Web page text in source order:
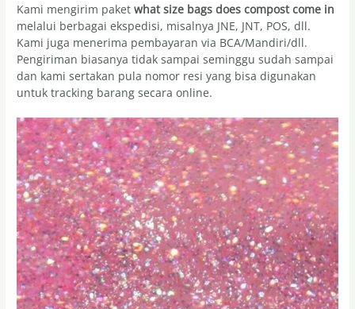
Kami mengirim paketwhat size bags does compost come in
melalui berbagai ekspedisi, misalnya JNE, JNT, POS, dll.
Kami juga menerima pembayaran via BCA/Mandiri/dll.
Pengiriman biasanya tidak sampai seminggu sudah sampai
dan kami sertakan pula nomor resi yang bisa digunakan
untuk tracking barang secara online.